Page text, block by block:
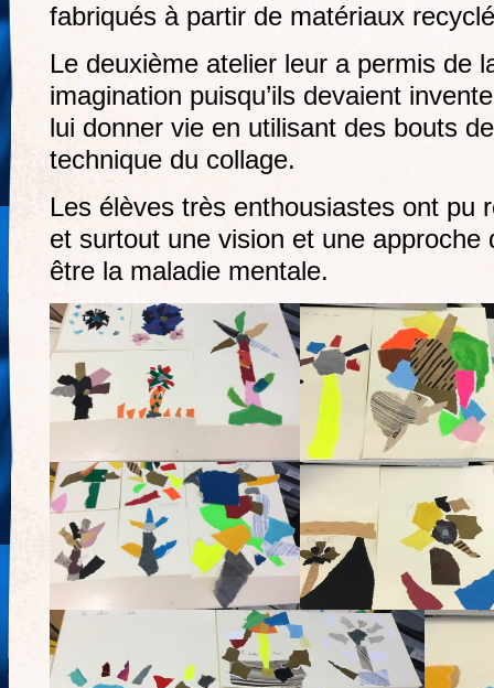
fabriqués à partir de matériaux
Le deuxième atelier leur a permis de
imagination puisqu’ils devaient
lui donner vie en utilisant des bouts
technique du collage.
Les élèves très enthousiastes ont
et surtout une vision et une approche
être la maladie mentale.